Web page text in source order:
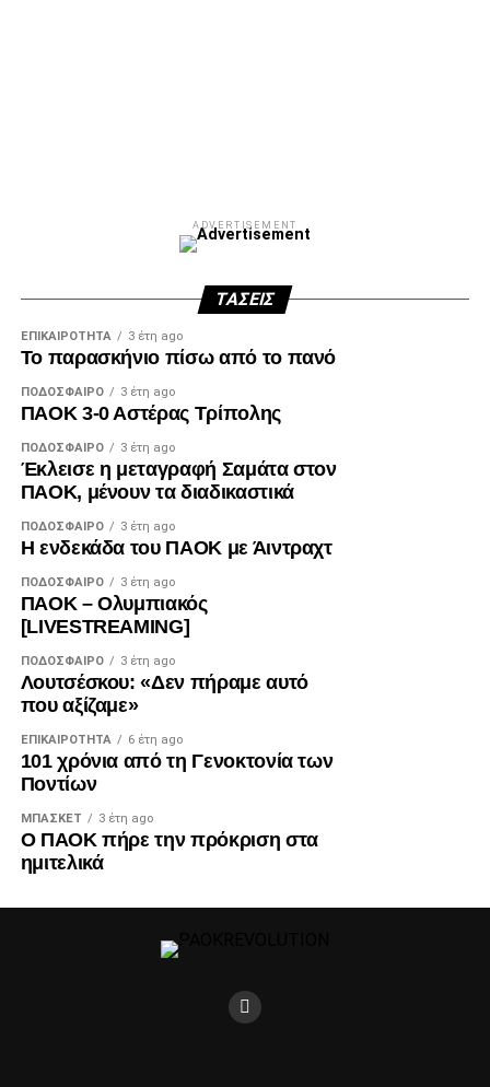
ADVERTISEMENT
ΤΆΣΕΙΣ
ΕΠΙΚΑΙΡΌΤΗΤΑ 3 έτη ago
Το παρασκήνιο πίσω από το πανό
ΠΟΔΌΣΦΑΙΡΟ 3 έτη ago
ΠΑΟΚ 3-0 Αστέρας Τρίπολης
ΠΟΔΌΣΦΑΙΡΟ 3 έτη ago
Έκλεισε η μεταγραφή Σαμάτα στον
ΠΑΟΚ, μένουν τα διαδικαστικά
ΠΟΔΌΣΦΑΙΡΟ 3 έτη ago
Η ενδεκάδα του ΠΑΟΚ με Άιντραχτ
ΠΟΔΌΣΦΑΙΡΟ 3 έτη ago
ΠΑΟΚ – Ολυμπιακός
[LIVESTREAMING]
ΠΟΔΌΣΦΑΙΡΟ 3 έτη ago
Λουτσέσκου: «Δεν πήραμε αυτό
που αξίζαμε»
ΕΠΙΚΑΙΡΌΤΗΤΑ 6 έτη ago
101 χρόνια από τη Γενοκτονία των
Ποντίων
ΜΠΆΣΚΕΤ 3 έτη ago
Ο ΠΑΟΚ πήρε την πρόκριση στα
ημιτελικά